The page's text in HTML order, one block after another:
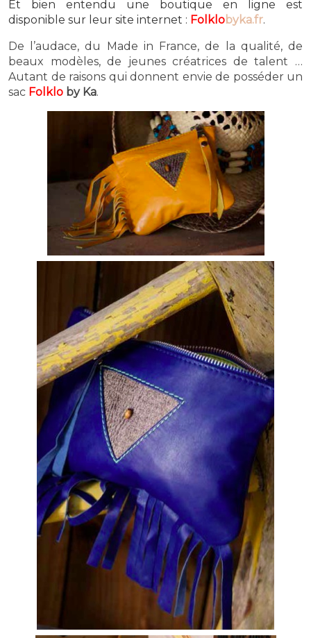
Et bien entendu une boutique en ligne est
disponible sur leur site internet : Folklobyka.fr.
De l’audace, du Made in France, de la qualité, de
beaux modèles, de jeunes créatrices de talent …
Autant de raisons qui donnent envie de posséder un
sac Folklo by Ka.